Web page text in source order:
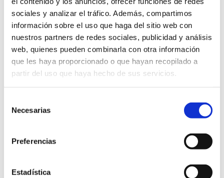
sociales y analizar el tráfico. Además, compartimos
información sobre el uso que haga del sitio web con
nuestros partners de redes sociales, publicidad y análisis
web, quienes pueden combinarla con otra información
que les haya proporcionado o que hayan recopilado a
partir del uso que haya hecho de sus servicios.
Necesarias
Preferencias
Estadística
Rutas gastronómicas